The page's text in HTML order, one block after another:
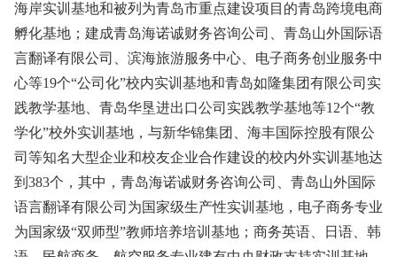
海岸实训基地和被列为青岛市重点建设项目的青岛跨境电商
孵化基地；建成青岛海诺诚财务咨询公司、青岛山外国际语
言翻译有限公司、滨海旅游服务中心、电子商务创业服务中
心等19个“公司化”校内实训基地和青岛如隆集团有限公司实
践教学基地、青岛华垦进出口公司实践教学基地等12个“教
学化”校外实训基地，与新华锦集团、海丰国际控股有限公
司等知名大型企业和校友企业合作建设的校内外实训基地达
到383个，其中，青岛海诺诚财务咨询公司、青岛山外国际
语言翻译有限公司为国家级生产性实训基地，电子商务专业
为国家级“双师型”教师培养培训基地；商务英语、日语、韩